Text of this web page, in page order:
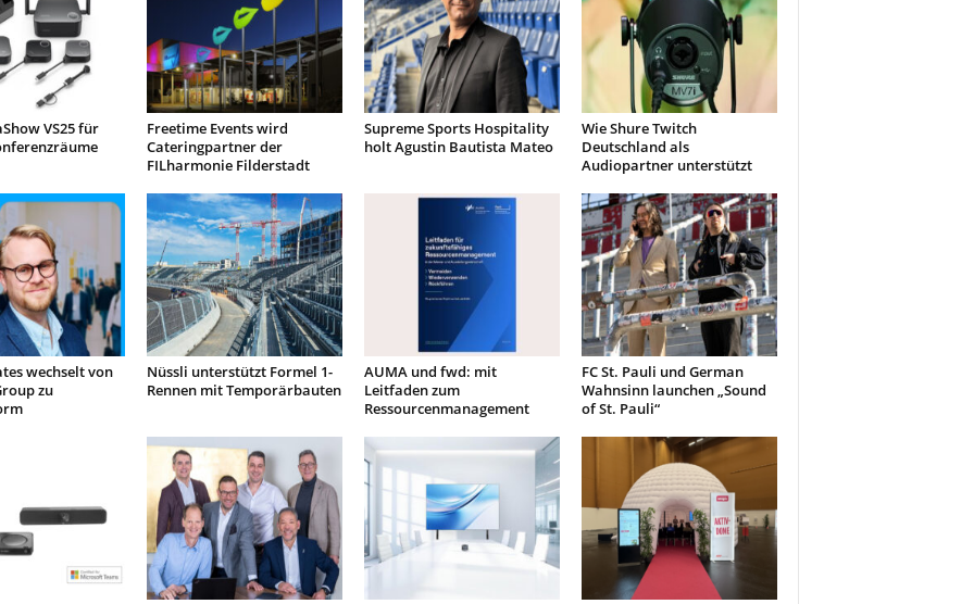
VS25 für
Freetime Events wird
Cateringpartner der
FILharmonie Filderstadt
Supreme Sports Hospitality
holt Agustin Bautista Mateo
Wie Shure Twitch
Deutschland als
Audiopartner unterstützt
wechselt von
zu
Nüssli unterstützt Formel 1-
Rennen mit Temporärbauten
AUMA und fwd: mit
Leitfaden zum
Ressourcenmanagement
FC St. Pauli und German
Wahnsinn launchen „Sound
of St. Pauli“